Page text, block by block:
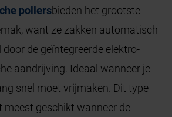
pollersbieden het grootste
want ze zakken automatisch
door de geïntegreerde elektro-
aandrijving. Ideaal wanneer je
snel moet vrijmaken. Dit type
meest geschikt wanneer de